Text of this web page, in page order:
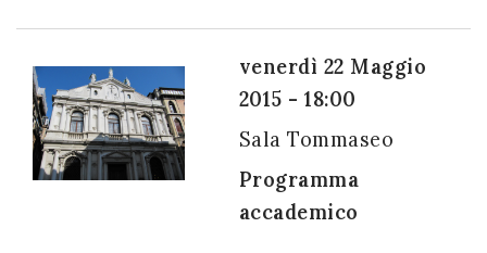
venerdì 22 Maggio
2015 - 18:00
Sala Tommaseo
Programma
accademico
newsletter: